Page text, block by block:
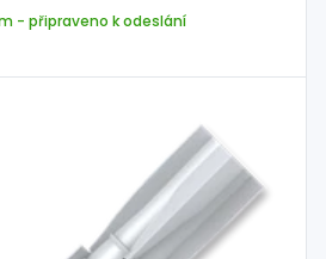
- připraveno k odeslání